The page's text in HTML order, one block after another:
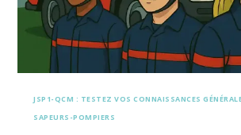
JSP1-QCM : TESTEZ VOS CONNAISSANCES
SAPEURS-POMPIERS